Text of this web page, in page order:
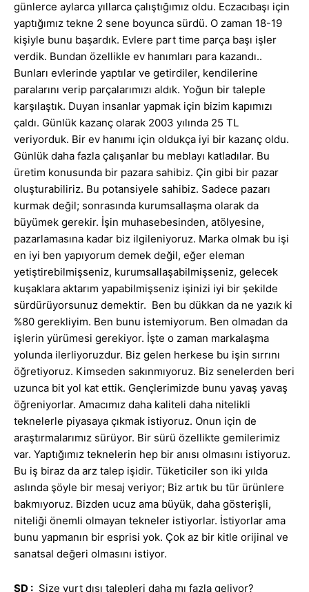
günlerce aylarca yıllarca çalıştığımız oldu. Eczacıbaşı için
yaptığımız tekne 2 sene boyunca sürdü. O zaman 18-19
kişiyle bunu başardık. Evlere part time parça başı işler
verdik. Bundan özellikle ev hanımları para kazandı..
Bunları evlerinde yaptılar ve getirdiler, kendilerine
paralarını verip parçalarımızı aldık. Yoğun bir taleple
karşılaştık. Duyan insanlar yapmak için bizim kapımızı
çaldı. Günlük kazanç olarak 2003 yılında 25 TL
veriyorduk. Bir ev hanımı için oldukça iyi bir kazanç oldu.
Günlük daha fazla çalışanlar bu meblayı katladılar. Bu
üretim konusunda bir pazara sahibiz. Çin gibi bir pazar
oluşturabiliriz. Bu potansiyele sahibiz. Sadece pazarı
kurmak değil; sonrasında kurumsallaşma olarak da
büyümek gerekir. İşin muhasebesinden, atölyesine,
pazarlamasına kadar biz ilgileniyoruz. Marka olmak bu işi
en iyi ben yapıyorum demek değil, eğer eleman
yetiştirebilmişseniz, kurumsallaşabilmişseniz, gelecek
kuşaklara aktarım yapabilmişseniz işinizi iyi bir şekilde
sürdürüyorsunuz demektir. Ben bu dükkan da ne yazık ki
%80 gerekliyim. Ben bunu istemiyorum. Ben olmadan da
işlerin yürümesi gerekiyor. İşte o zaman markalaşma
yolunda ilerliyoruzdur. Biz gelen herkese bu işin sırrını
öğretiyoruz. Kimseden sakınmıyoruz. Biz senelerden beri
uzunca bit yol kat ettik. Gençlerimizde bunu yavaş yavaş
öğreniyorlar. Amacımız daha kaliteli daha nitelikli
teknelerle piyasaya çıkmak istiyoruz. Onun için de
araştırmalarımız sürüyor. Bir sürü özellikte gemilerimiz
var. Yaptığımız teknelerin hep bir anısı olmasını istiyoruz.
Bu iş biraz da arz talep işidir. Tüketiciler son iki yılda
aslında şöyle bir mesaj veriyor; Biz artık bu tür ürünlere
bakmıyoruz. Bizden ucuz ama büyük, daha gösterişli,
niteliği önemli olmayan tekneler istiyorlar. İstiyorlar ama
bunu yapmanın bir esprisi yok. Çok az bir kitle orijinal ve
sanatsal değeri olmasını istiyor.
SD : Size yurt dışı talepleri daha mı fazla geliyor?